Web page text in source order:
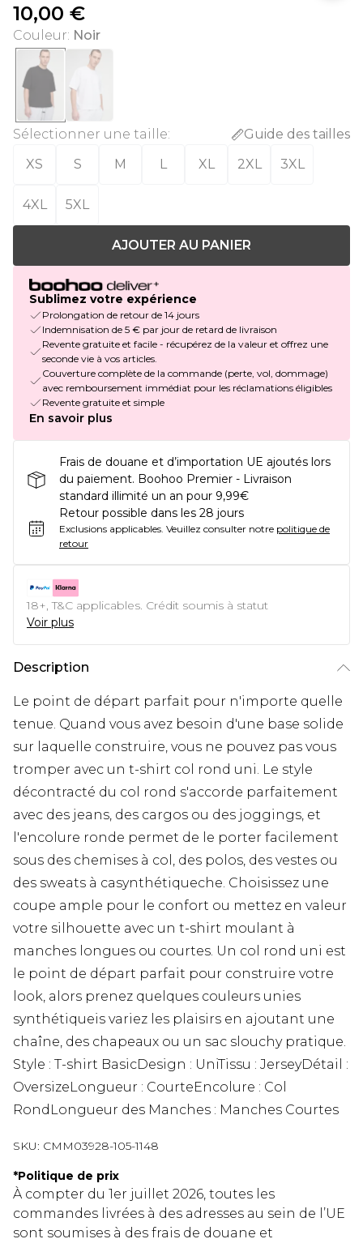
10,00 €
Couleur: Noir
Sélectionner une taille:
Guide des tailles
XS
S M L XL 2XL 3XL
4XL 5XL
AJOUTER AU PANIER
Sublimez votre expérience
Prolongation de retour de 14 jours
Indemnisation de 5 € par jour de retard de livraison
Revente gratuite et facile - récupérez de la valeur et offrez une
seconde vie à vos articles.
Couverture complète de la commande (perte, vol, dommage)
avec remboursement immédiat pour les réclamations éligibles
Revente gratuite et simple
En savoir plus
Frais de douane et d’importation UE ajoutés lors
du paiement. Boohoo Premier - Livraison
standard illimité un an pour 9,99€
Retour possible dans les 28 jours
Exclusions applicables. Veuillez consulter notre politique de
retour
18+, T&C applicables. Crédit soumis à statut
Voir plus
Description
Le point de départ parfait pour n'importe quelle
tenue. Quand vous avez besoin d'une base solide
sur laquelle construire, vous ne pouvez pas vous
tromper avec un t-shirt col rond uni. Le style
décontracté du col rond s'accorde parfaitement
avec des jeans, des cargos ou des joggings, et
l'encolure ronde permet de le porter facilement
sous des chemises à col, des polos, des vestes ou
des sweats à casynthétiqueche. Choisissez une
coupe ample pour le confort ou mettez en valeur
votre silhouette avec un t-shirt moulant à
manches longues ou courtes. Un col rond uni est
le point de départ parfait pour construire votre
look, alors prenez quelques couleurs unies
synthétiqueis variez les plaisirs en ajoutant une
chaîne, des chapeaux ou un sac slouchy pratique.
Style : T-shirt BasicDesign : UniTissu : JerseyDétail :
OversizeLongueur : CourteEncolure : Col
RondLongueur des Manches : Manches Courtes
SKU: CMM03928-105-1148
*Politique de prix
À compter du 1er juillet 2026, toutes les
commandes livrées à des adresses au sein de l’UE
sont soumises à des frais de douane et